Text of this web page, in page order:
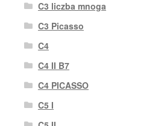
C3 liczba mnoga
C3 Picasso
C4
C4 II B7
C4 PICASSO
C5 I